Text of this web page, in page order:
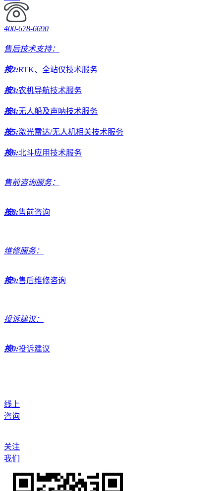
400-678-6690
售后技术支持：
按2:RTK、全站仪技术服务
按3:农机导航技术服务
按4:无人船及声呐技术服务
按5:激光雷达/无人机相关技术服务
按6:北斗应用技术服务
售前咨询服务：
按8:售前咨询
维修服务：
按9:售后维修咨询
投诉建议：
按0:投诉建议
线上
咨询
关注
我们